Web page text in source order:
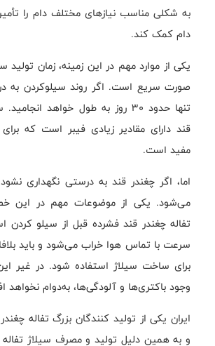
به شکلی مناسب نیازهای مختلف دام را
دام کمک کند.
یکی از موارد مهم در این زمینه، زمان تولید
صورت سریع است. اگر روند سیلوکردن به
تنها حدود ۳۰ روز به طول خواهد
قند دارای مقادیر زیادی فیبر است که
مفید است.
اما، اگر چغندر قند به درستی نگهداری
می‌شود. یکی از موضوعات مهم در این
تفاله چغندر قند فشرده قبل از سیلو کردن
سرعت با تماس هوا خراب می‌شود و باید
برای ساخت سیلاژ استفاده شود. در غیر
وجود باکتری‌ها و آلودگی‌ها، به‌دوام نخواهد
ایران یکی از تولید کنندگان بزرگ تفاله
و به همین دلیل تولید و مصرف سیلاژ تفاله